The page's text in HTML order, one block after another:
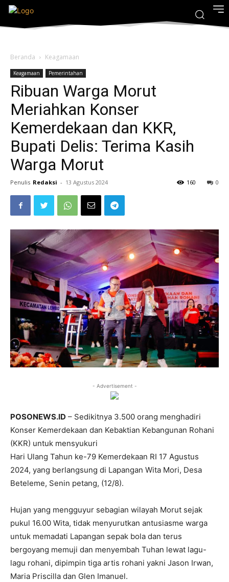
Beranda Keagamaan
Keagamaan Pemerintahan
Ribuan Warga Morut
Meriahkan Konser
Kemerdekaan dan KKR,
Bupati Delis: Terima Kasih
Warga Morut
Penulis Redaksi - 13 Agustus 2024 0
160
- Advertisement -
POSONEWS.ID – Sedikitnya 3.500 orang menghadiri
Konser Kemerdekaan dan Kebaktian Kebangunan Rohani
(KKR) untuk mensyukuri
Hari Ulang Tahun ke-79 Kemerdekaan RI 17 Agustus
2024, yang berlangsung di Lapangan Wita Mori, Desa
Beteleme, Senin petang, (12/8).
Hujan yang mengguyur sebagian wilayah Morut sejak
pukul 16.00 Wita, tidak menyurutkan antusiasme warga
untuk memadati Lapangan sepak bola dan terus
bergoyang memuji dan menyembah Tuhan lewat lagu-
lagu rohani, dipimpin tiga artis rohani yakni Jason Irwan,
Maria Priscilla dan Glen Imanuel.